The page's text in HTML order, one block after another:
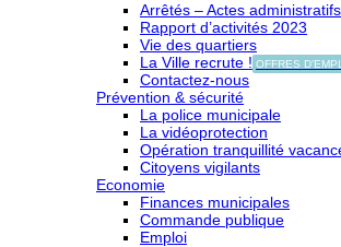
Arrêtés – Actes administratifs
Rapport d’activités 2023
Vie des quartiers
La Ville recrute ! OFFRES
Contactez-nous
Prévention & sécurité
La police municipale
La vidéoprotection
Opération tranquillité
Citoyens vigilants
Economie
Finances municipales
Commande publique
Emploi